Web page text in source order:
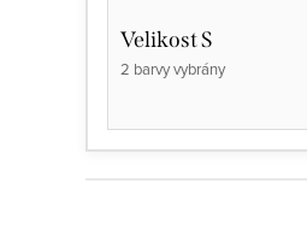
Velikost S
2 barvy vybrány